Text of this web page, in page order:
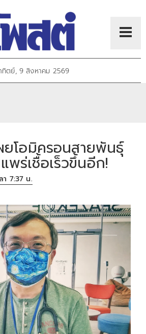
ทิตย์, 9 สิงหาคม 2569
ยโอมิครอนสายพันธุ์
พร่เชื้อเร็วขึ้นอีก!
า 7:37 น.